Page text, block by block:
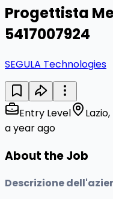
Progettista
5417007924
SEGULA Technologies
Entry Level
a year ago
About the Job
Descrizione